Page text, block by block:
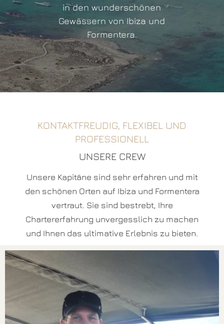
in den wunderschönen
Gewässern von Ibiza und
Formentera.
KONTAKTFREUDIG, FLEXIBEL UND
PROFESSIONELL
UNSERE CREW
Unsere Kapitäne sind sehr erfahren und mit
den schönen Orten auf Ibiza und Formentera
vertraut. Sie sind bestrebt, Ihre
Chartererfahrung unvergesslich zu machen
und Ihnen das ultimative Erlebnis zu bieten.